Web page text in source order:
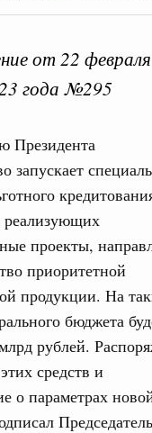
от 22
года №295
Президента
запускает
реализующих
проекты,
приоритетной
продукции. На
бюджета
рублей.
средств и
о параметрах
Председатель
к
в раздел "Поиск по
среда
труда и
по
«Экологическое
объём